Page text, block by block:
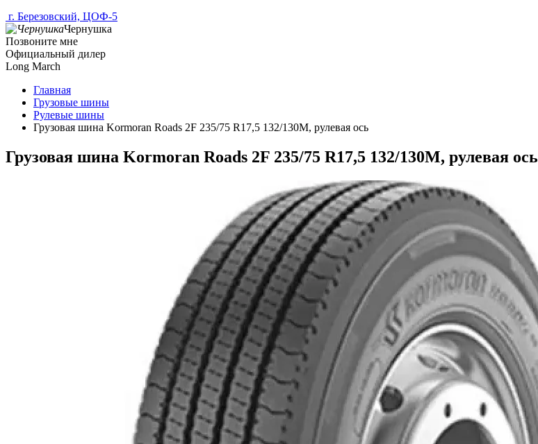
г. Березовский, ЦОФ-5
Чернушка
Позвоните мне
Официальный дилер
Long March
Главная
Грузовые шины
Рулевые шины
Грузовая шина Kormoran Roads 2F 235/75 R17,5 132/130M, рулевая ось
Грузовая шина Kormoran Roads 2F 235/75 R17,5 132/130M, рулевая ось